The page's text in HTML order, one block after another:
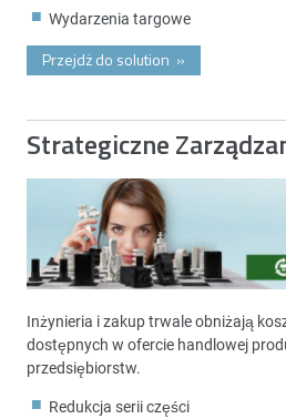
Wydarzenia targowe
Przejdż do solution »
Strategiczne
Inżynieria i zakup trwale obniżają
dostępnych w ofercie handlowej
przedsiębiorstw.
Redukcja serii części